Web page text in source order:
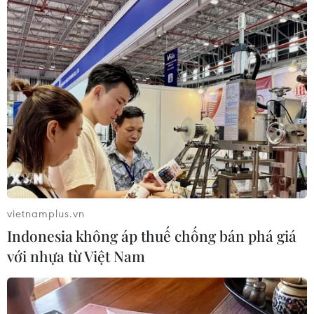
họa cháy rừng
07/08/2026 12:02
trực tuyến
07/08/2026 11:39
Indonesia nỗ lực khống
chế cháy rừng tại Vườn
Quốc gia Núi Bromo
07/08/2026 10:56
Sri Lanka triển khai quân
đội sau làn sóng vượt ngục
bất thành
07/08/2026 10:35
vietnamplus.vn
Indonesia không áp thuế chống bán phá giá
với nhựa từ Việt Nam